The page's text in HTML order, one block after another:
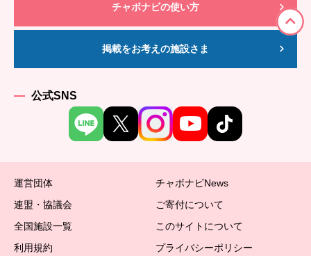
チャボナビの使い方
掲載をお考えの施設さま
公式SNS
運営団体
チャボナビNews
連盟・協議会
ご寄付について
全国施設一覧
このサイトについて
利用規約
プライバシーポリシー